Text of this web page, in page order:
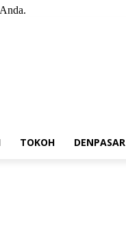
TOKOH DENPASAR